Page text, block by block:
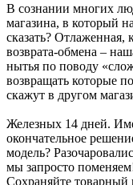
В сознании многих
магазина, в который
сказать?
возврата-обмена –
нытья по поводу
возвращать которые
скажут в другом
Железных 14 дней.
окончательное
модель?
мы запросто
Сохраняйте товарный